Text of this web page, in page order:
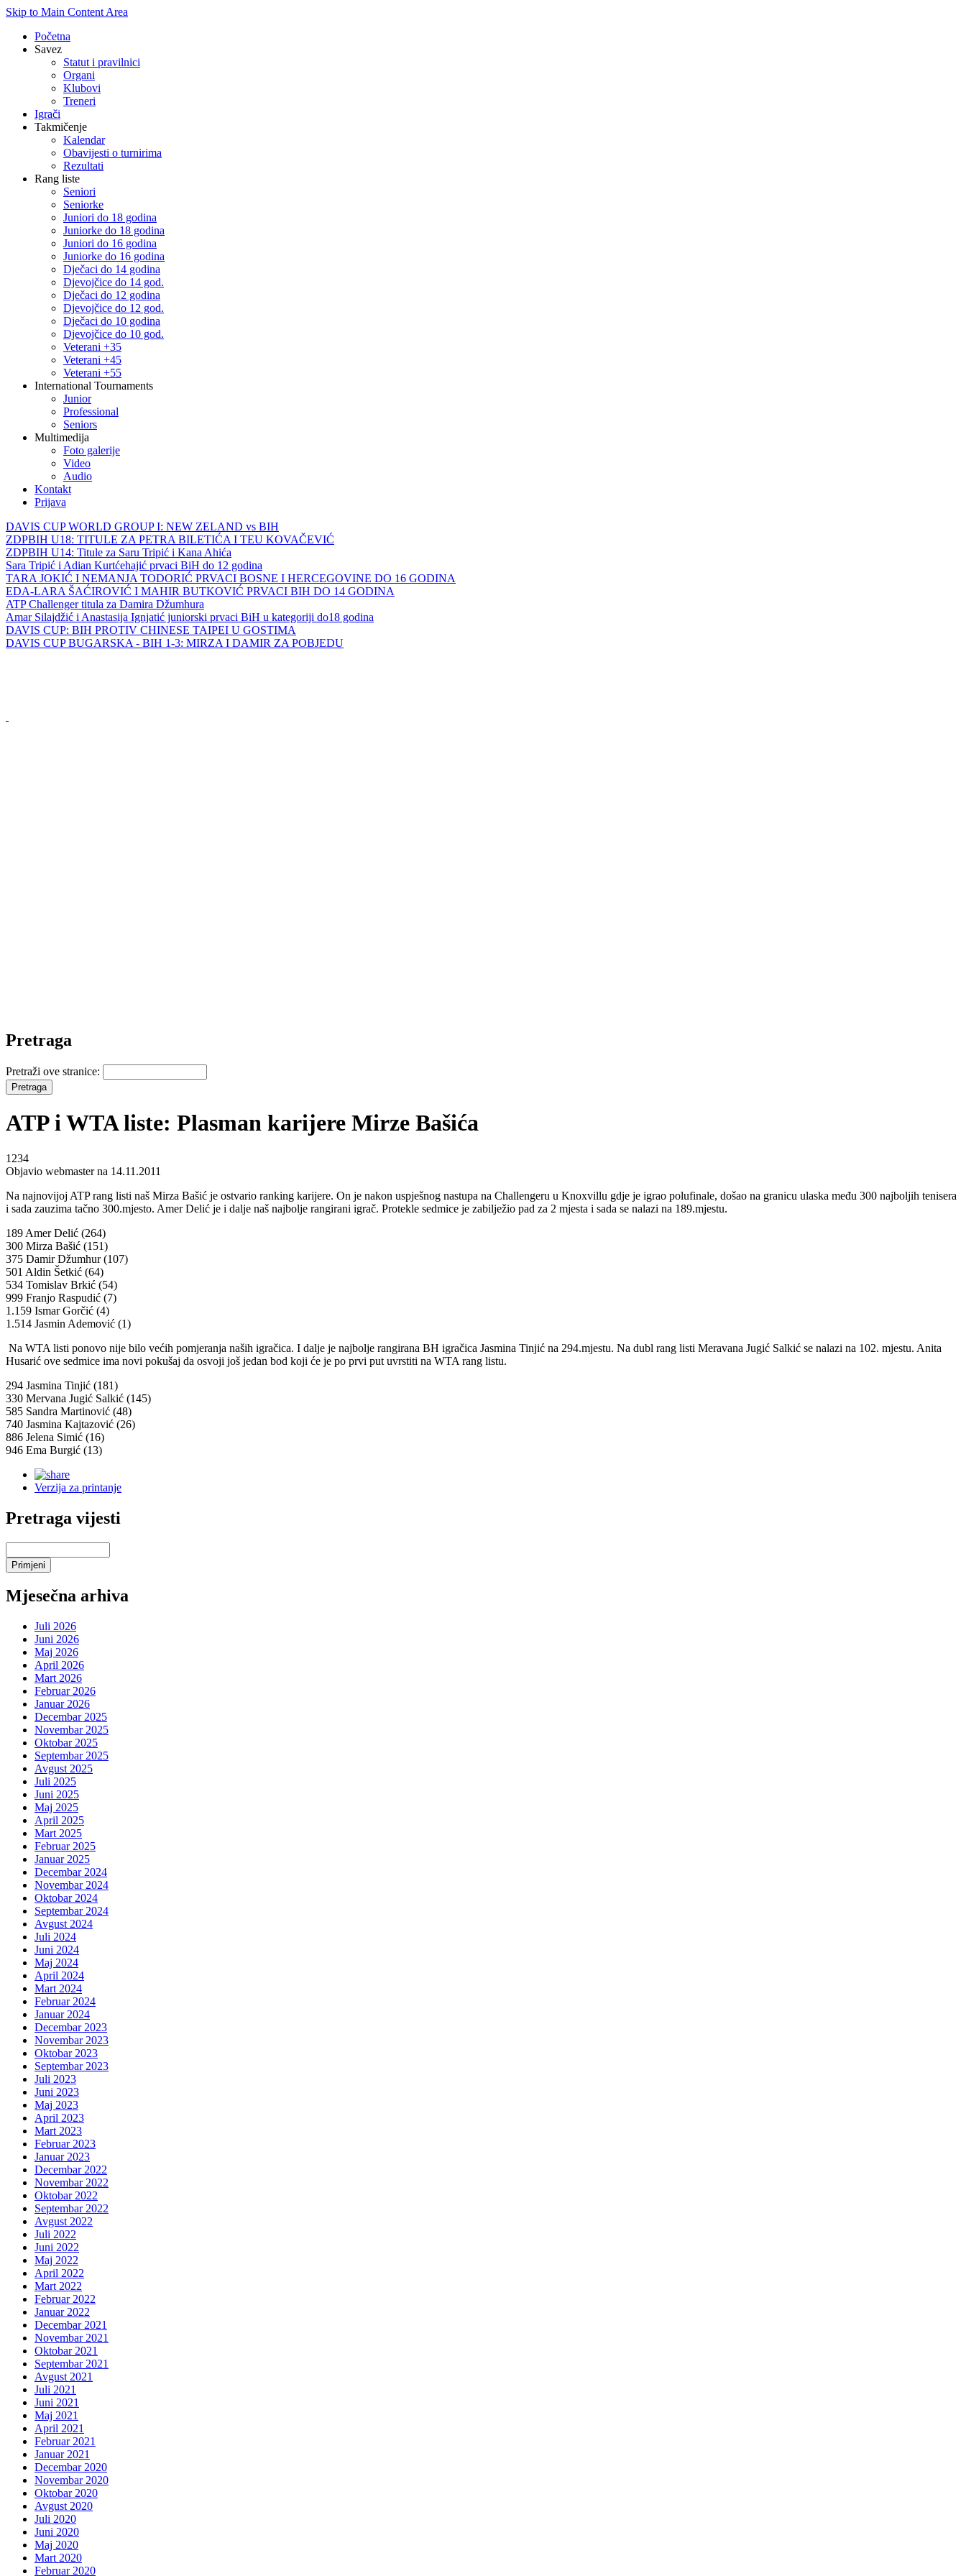
Skip to Main Content Area
Početna
Savez
Statut i pravilnici
Organi
Klubovi
Treneri
Igrači
Takmičenje
Kalendar
Obavijesti o turnirima
Rezultati
Rang liste
Seniori
Seniorke
Juniori do 18 godina
Juniorke do 18 godina
Juniori do 16 godina
Juniorke do 16 godina
Dječaci do 14 godina
Djevojčice do 14 god.
Dječaci do 12 godina
Djevojčice do 12 god.
Dječaci do 10 godina
Djevojčice do 10 god.
Veterani +35
Veterani +45
Veterani +55
International Tournaments
Junior
Professional
Seniors
Multimedija
Foto galerije
Video
Audio
Kontakt
Prijava
DAVIS CUP WORLD GROUP I: NEW ZELAND vs BIH
ZDPBIH U18: TITULE ZA PETRA BILETIĆA I TEU KOVAČEVIĆ
ZDPBIH U14: Titule za Saru Tripić i Kana Ahića
Sara Tripić i Adian Kurtćehajić prvaci BiH do 12 godina
TARA JOKIĆ I NEMANJA TODORIĆ PRVACI BOSNE I HERCEGOVINE DO 16 GODINA
EDA-LARA ŠAĆIROVIĆ I MAHIR BUTKOVIĆ PRVACI BIH DO 14 GODINA
ATP Challenger titula za Damira Džumhura
Amar Silajdžić i Anastasija Ignjatić juniorski prvaci BiH u kategoriji do18 godina
DAVIS CUP: BIH PROTIV CHINESE TAIPEI U GOSTIMA
DAVIS CUP BUGARSKA - BIH 1-3: MIRZA I DAMIR ZA POBJEDU
Pretraga
Pretraži ove stranice:
ATP i WTA liste: Plasman karijere Mirze Bašića
1234
Objavio webmaster na 14.11.2011
Na najnovijoj ATP rang listi naš Mirza Bašić je ostvario ranking karijere. On je nakon uspješnog nastupa na Challengeru u Knoxvillu gdje je igrao polufinale, došao na granicu ulaska među 300 najboljih tenisera
i sada zauzima tačno 300.mjesto. Amer Delić je i dalje naš najbolje rangirani igrač. Protekle sedmice je zabilježio pad za 2 mjesta i sada se nalazi na 189.mjestu.
189 Amer Delić (264)
300 Mirza Bašić (151)
375 Damir Džumhur (107)
501 Aldin Šetkić (64)
534 Tomislav Brkić (54)
999 Franjo Raspudić (7)
1.159 Ismar Gorčić (4)
1.514 Jasmin Ademović (1)
Na WTA listi ponovo nije bilo većih pomjeranja naših igračica. I dalje je najbolje rangirana BH igračica Jasmina Tinjić na 294.mjestu. Na dubl rang listi Meravana Jugić Salkić se nalazi na 102. mjestu. Anita
Husarić ove sedmice ima novi pokušaj da osvoji još jedan bod koji će je po prvi put uvrstiti na WTA rang listu.
294 Jasmina Tinjić (181)
330 Mervana Jugić Salkić (145)
585 Sandra Martinović (48)
740 Jasmina Kajtazović (26)
886 Jelena Simić (16)
946 Ema Burgić (13)
Verzija za printanje
Pretraga vijesti
Mjesečna arhiva
Juli 2026
Juni 2026
Maj 2026
April 2026
Mart 2026
Februar 2026
Januar 2026
Decembar 2025
Novembar 2025
Oktobar 2025
Septembar 2025
Avgust 2025
Juli 2025
Juni 2025
Maj 2025
April 2025
Mart 2025
Februar 2025
Januar 2025
Decembar 2024
Novembar 2024
Oktobar 2024
Septembar 2024
Avgust 2024
Juli 2024
Juni 2024
Maj 2024
April 2024
Mart 2024
Februar 2024
Januar 2024
Decembar 2023
Novembar 2023
Oktobar 2023
Septembar 2023
Juli 2023
Juni 2023
Maj 2023
April 2023
Mart 2023
Februar 2023
Januar 2023
Decembar 2022
Novembar 2022
Oktobar 2022
Septembar 2022
Avgust 2022
Juli 2022
Juni 2022
Maj 2022
April 2022
Mart 2022
Februar 2022
Januar 2022
Decembar 2021
Novembar 2021
Oktobar 2021
Septembar 2021
Avgust 2021
Juli 2021
Juni 2021
Maj 2021
April 2021
Februar 2021
Januar 2021
Decembar 2020
Novembar 2020
Oktobar 2020
Avgust 2020
Juli 2020
Juni 2020
Maj 2020
Mart 2020
Februar 2020